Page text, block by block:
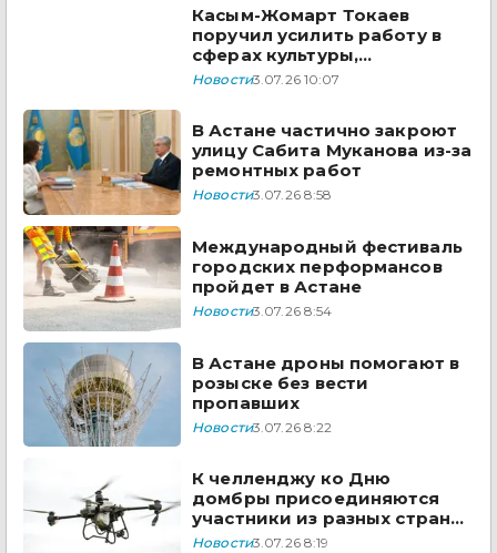
Касым-Жомарт Токаев
поручил усилить работу в
сферах культуры,
информации и соцразвития
Новости3.07.26 10:07
В Астане частично закроют
улицу Сабита Муканова из-за
ремонтных работ
Новости3.07.26 8:58
Международный фестиваль
городских перформансов
пройдет в Астане
Новости3.07.26 8:54
В Астане дроны помогают в
розыске без вести
пропавших
Новости3.07.26 8:22
К челленджу ко Дню
домбры присоединяются
участники из разных стран
мира
Новости3.07.26 8:19